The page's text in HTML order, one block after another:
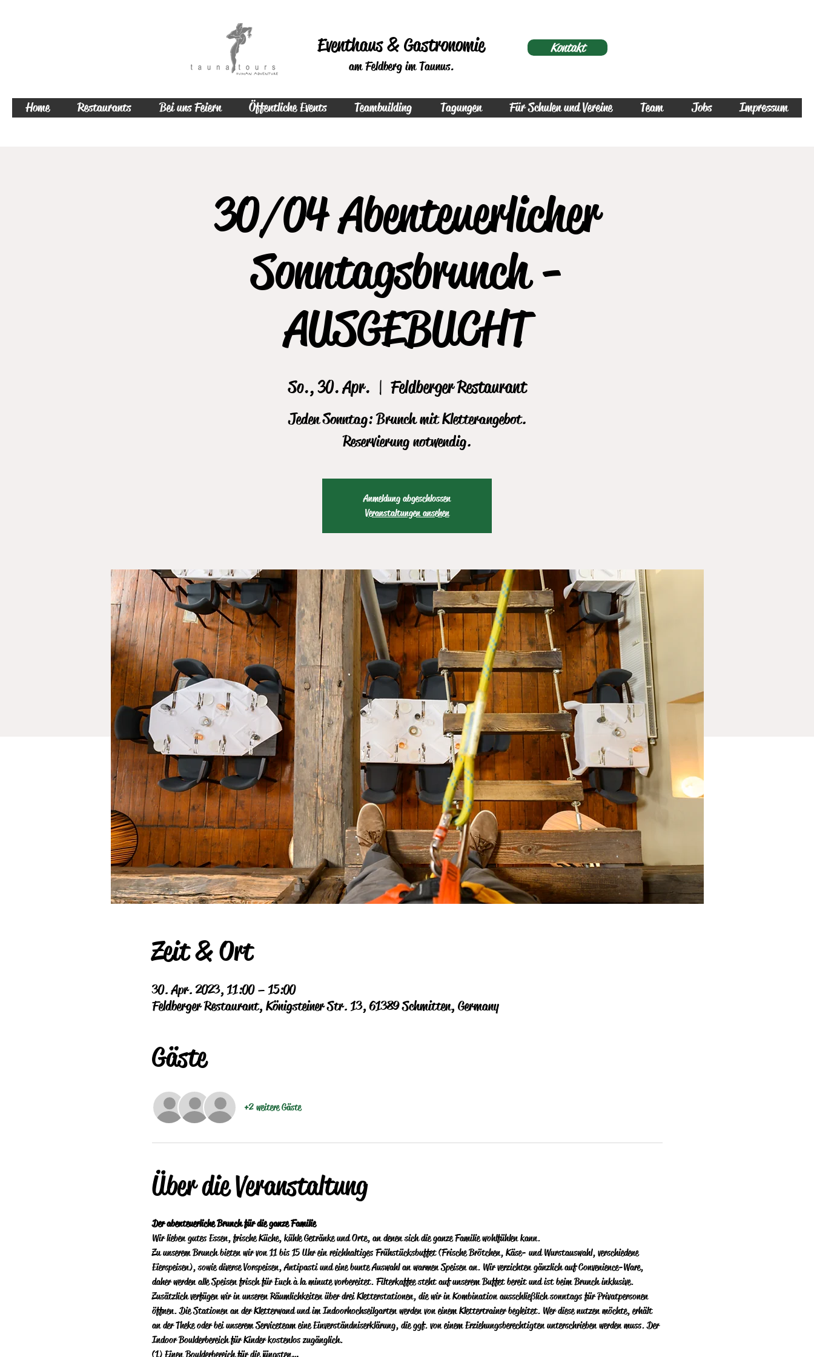
Kontakt
Eventhaus & Gastronomie
am Feldberg im Taunus.
Home Restaurants Bei uns Feiern Öffentliche Events Teambuilding Tagungen Für Schulen und Vereine Team Jobs Impressum
30/04 Abenteuerlicher
Sonntagsbrunch -
AUSGEBUCHT
So., 30. Apr.
  |
Feldberger Restaurant
Jeden Sonntag: Brunch mit Kletterangebot.
Reservierung notwendig.
Anmeldung abgeschlossen
Veranstaltungen ansehen
Zeit & Ort
30. Apr. 2023, 11:00 – 15:00
Feldberger Restaurant, Königsteiner Str. 13, 61389 Schmitten, Germany
Gäste
+2 weitere Gäste
Über die Veranstaltung
Der abenteuerliche Brunch für die ganze Familie
Wir lieben gutes Essen, frische Küche, kühle Getränke und Orte, an denen sich die ganze Familie wohlfühlen kann.
Zu unserem Brunch bieten wir von 11 bis 15 Uhr ein reichhaltiges Frühstücksbuffet (Frische Brötchen, Käse- und Wurstauswahl, verschiedene
Eierspeisen), sowie diverse Vorspeisen, Antipasti und eine bunte Auswahl an warmen Speisen an.  Wir verzichten gänzlich auf Convenience-Ware,
daher werden alle Speisen frisch für Euch à la minute vorbereitet.  Filterkaffee steht auf unserem Buffet bereit und ist beim Brunch inklusive.
Zusätzlich verfügen wir in unseren Räumlichkeiten über drei Kletterstationen, die wir in Kombination ausschließlich sonntags für Privatpersonen
öffnen. Die Stationen an der Kletterwand und im Indoorhochseilgarten werden von einem Klettertrainer begleitet.  Wer diese nutzen  möchte, erhält
an der Theke oder bei unserem Serviceteam eine Einverständniserklärung, die ggf. von einem Erziehungsberechtigten unterschrieben werden muss. Der
Indoor Boulderbereich für Kinder kostenlos zugänglich.
(1) Einen Boulderbereich für die jüngsten…